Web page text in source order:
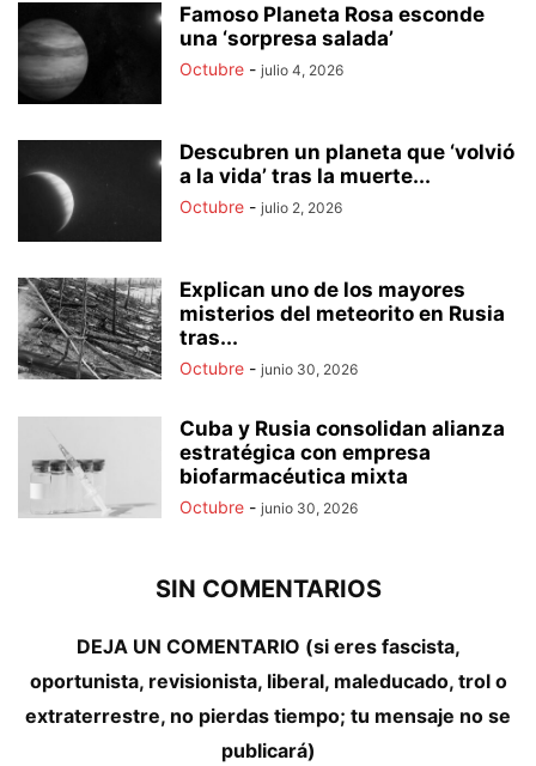
Famoso Planeta Rosa esconde
una ‘sorpresa salada’
Octubre - julio 4, 2026
Descubren un planeta que ‘volvió
a la vida’ tras la muerte...
Octubre - julio 2, 2026
Explican uno de los mayores
misterios del meteorito en Rusia
tras...
Octubre - junio 30, 2026
Cuba y Rusia consolidan alianza
estratégica con empresa
biofarmacéutica mixta
Octubre - junio 30, 2026
SIN COMENTARIOS
DEJA UN COMENTARIO (si eres fascista,
oportunista, revisionista, liberal, maleducado, trol o
extraterrestre, no pierdas tiempo; tu mensaje no se
publicará)